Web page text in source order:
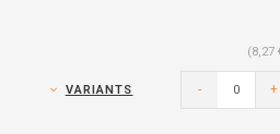
(8,27
VARIANTS - +